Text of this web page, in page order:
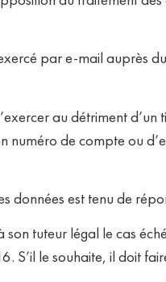
par e-mail auprès
au détriment
numéro de compte ou
données est tenu de
tuteur légal le cas
S’il le souhaite, il doit